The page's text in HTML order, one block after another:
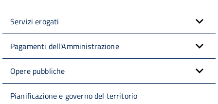
Servizi erogati
Pagamenti dell'Amministrazione
Opere pubbliche
Pianificazione e governo del territorio